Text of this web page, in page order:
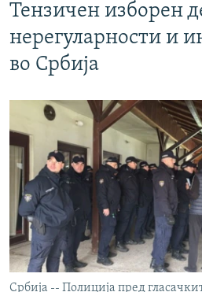
Тензичен изборен
нерегуларности и
во Србија
Србија -- Полиција пред